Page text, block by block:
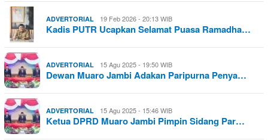
ADVERTORIAL 19 Feb 2026 - 20:13 WIB
Kadis PUTR Ucapkan Selamat Puasa Ramadha…
ADVERTORIAL 15 Agu 2025 - 19:50 WIB
Dewan Muaro Jambi Adakan Paripurna Penya…
ADVERTORIAL 15 Agu 2025 - 15:46 WIB
Ketua DPRD Muaro Jambi Pimpin Sidang Par…